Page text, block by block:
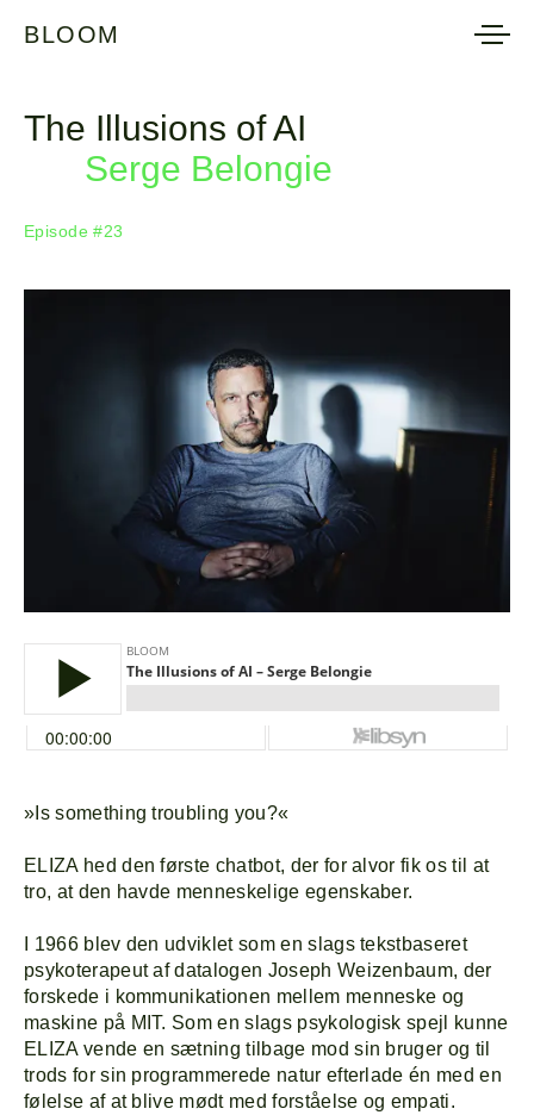
BLOOM
The Illusions of AI
Serge Belongie
Episode #23
»Is something troubling you?«
ELIZA hed den første chatbot, der for alvor fik os til at
tro, at den havde menneskelige egenskaber.
I 1966 blev den udviklet som en slags tekstbaseret
psykoterapeut af datalogen Joseph Weizenbaum, der
forskede i kommunikationen mellem menneske og
maskine på MIT. Som en slags psykologisk spejl kunne
ELIZA vende en sætning tilbage mod sin bruger og til
trods for sin programmerede natur efterlade én med en
følelse af at blive mødt med forståelse og empati.